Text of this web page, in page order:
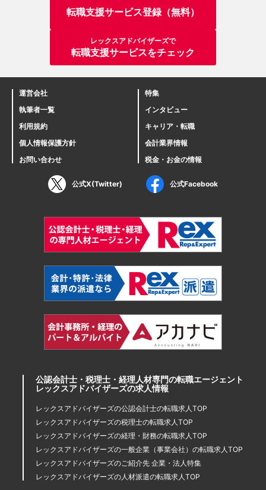
転職支援サービス登録（無料）
レックスアドバイザーズで
転職支援サービスをチェック
運営会社
執筆者一覧
利用規約
個人情報保護方針
お問い合わせ
特集
インタビュー
キャリア・転職
会計業界情報
税金・お金の情報
公式X(Twitter) 公式Facebook
公認会計士・税理士・経理人材専門の転職エージェント
レックスアドバイザーズの求人情報
レックスアドバイザーズの公認会計士の転職求人TOP
レックスアドバイザーズの税理士の転職求人TOP
レックスアドバイザーズの経理・財務の転職求人TOP
レックスアドバイザーズの一般企業（事業会社）の転職求人TOP
レックスアドバイザーズのご紹介先 企業・法人特集
レックスアドバイザーズの人材派遣の転職求人TOP